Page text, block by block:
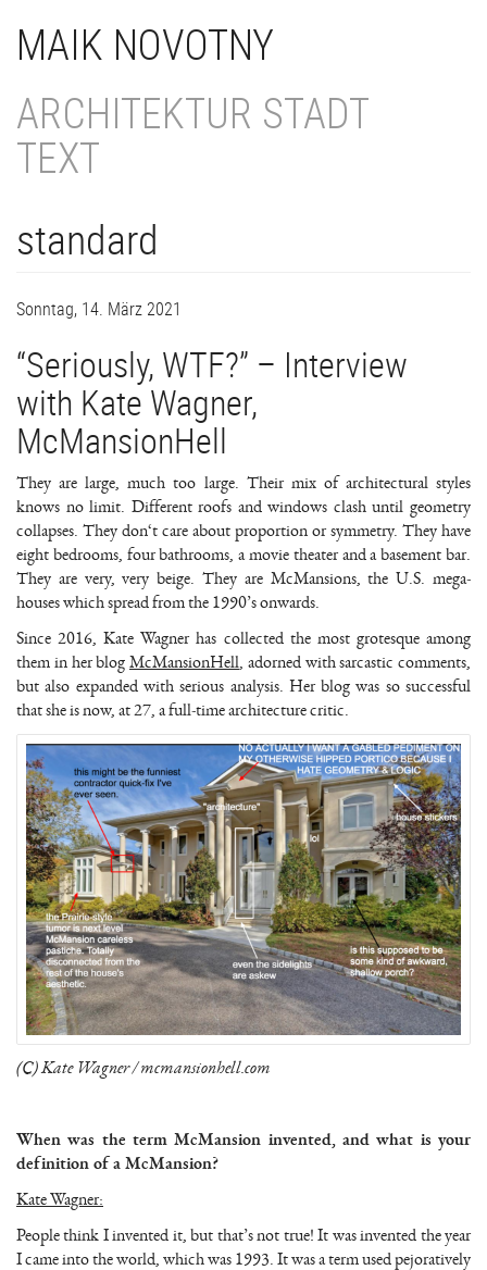
zum
InhaltMAIK NOVOTNY
ARCHITEKTUR STADT
TEXT
standard
Sonntag, 14. März 2021
“Seriously, WTF?” – Interview
with Kate Wagner,
McMansionHell
They are large, much too large. Their mix of architectural styles
knows no limit. Different roofs and windows clash until geometry
collapses. They don‘t care about proportion or symmetry. They have
eight bedrooms, four bathrooms, a movie theater and a basement bar.
They are very, very beige. They are McMansions, the U.S. mega-
houses which spread from the 1990’s onwards.
Since 2016, Kate Wagner has collected the most grotesque among
them in her blog McMansionHell
, adorned with sarcastic comments,
but also expanded with serious analysis. Her blog was so successful
that she is now, at 27, a full-time architecture critic.
(C) Kate Wagner / mcmansionhell.com
When was the term McMansion invented, and what is your
definition of a McMansion?
Kate Wagner:
People think I invented it, but that’s not true! It was invented the year
I came into the world, which was 1993. It was a term used pejoratively